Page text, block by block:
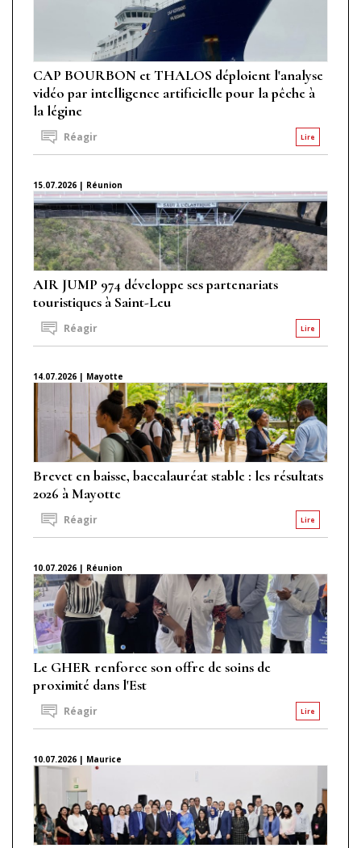
CAP BOURBON et THALOS déploient l'analyse
vidéo par intelligence artificielle pour la pêche à
la légine
Lire
Réagir
15.07.2026 | Réunion
AIR JUMP 974 développe ses partenariats
touristiques à Saint-Leu
Lire
Réagir
14.07.2026 | Mayotte
Brevet en baisse, baccalauréat stable : les résultats
2026 à Mayotte
Lire
Réagir
10.07.2026 | Réunion
Le GHER renforce son offre de soins de
proximité dans l'Est
Lire
Réagir
10.07.2026 | Maurice